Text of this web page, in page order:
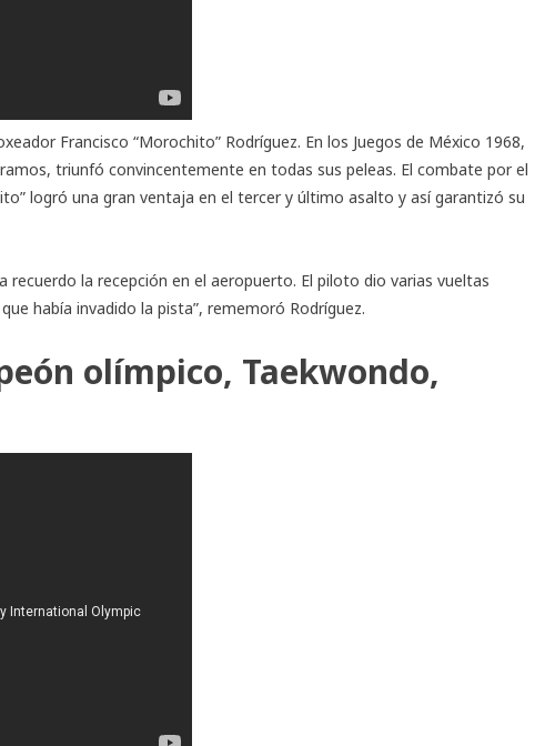
Francisco “Morochito” Rodríguez. En los Juegos de México 1968,
triunfó convincentemente en todas sus peleas. El combate por el
logró una gran ventaja en el tercer y último asalto y así garantizó su
recuerdo la recepción en el aeropuerto. El piloto dio varias vueltas
había invadido la pista”, rememoró Rodríguez.
olímpico, Taekwondo,